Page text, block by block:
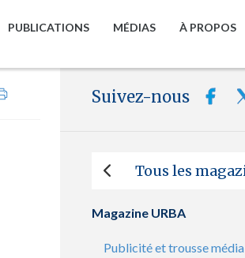
PUBLICATIONS MÉDIAS À PROPOS
Suivez-nous
Tous les
Magazine URBA
Publicité et trousse média